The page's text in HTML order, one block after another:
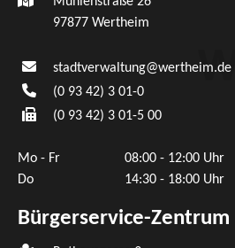
97877 Wertheim
stadtverwaltung@wertheim.de
(0 93 42) 3 01-0
(0 93 42) 3 01-5 00
Mo - Fr
08:00 - 12:00 Uhr
Do
14:30 - 18:00 Uhr
Bürgerservice-Zentrum